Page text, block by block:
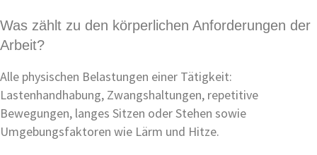
Was zählt zu den körperlichen Anforderungen der
Arbeit?
Alle physischen Belastungen einer Tätigkeit:
Lastenhandhabung, Zwangshaltungen, repetitive
Bewegungen, langes Sitzen oder Stehen sowie
Umgebungsfaktoren wie Lärm und Hitze.